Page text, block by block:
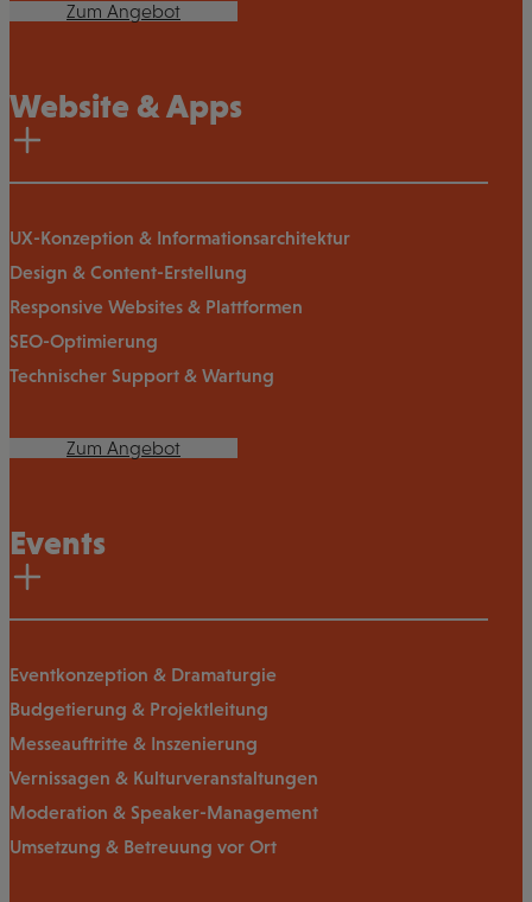
Zum Angebot
Website & Apps
UX-Konzeption & Informationsarchitektur
Design & Content-Erstellung
Responsive Websites & Plattformen
SEO-Optimierung
Technischer Support & Wartung
Zum Angebot
Events
Eventkonzeption & Dramaturgie
Budgetierung & Projektleitung
Messeauftritte & Inszenierung
Vernissagen & Kulturveranstaltungen
Moderation & Speaker-Management
Umsetzung & Betreuung vor Ort